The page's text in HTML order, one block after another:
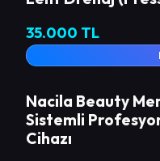
35.000 TL
Nacila Beauty
Sistemli
Cihazı